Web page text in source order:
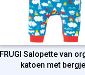
FRUGI Salopette van
katoen met